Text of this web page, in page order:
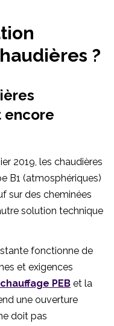
?
encore
2019, les chaudières
B1 (atmosphériques)
sur des cheminées
solution technique
fonctionne de
et exigences
PEB et la
une ouverture
doit pas